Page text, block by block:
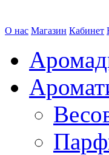
О нас Магазин Кабинет